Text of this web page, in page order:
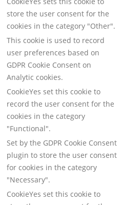
store the user consent for the
cookies in the category "Other".
This cookie is used to record
user preferences based on
GDPR Cookie Consent on
Analytic cookies.
CookieYes set this cookie to
record the user consent for the
cookies in the category
"Functional".
Set by the GDPR Cookie Consent
plugin to store the user consent
for cookies in the category
"Necessary".
CookieYes set this cookie to